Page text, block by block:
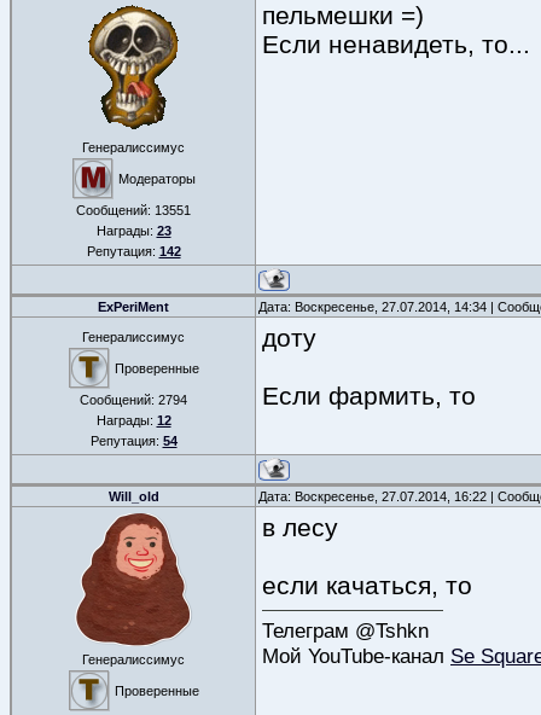
Генералиссимус
Модераторы
Сообщений: 13551
Награды: 23
Репутация: 142
пельмешки =)
Если ненавидеть, то...
ExPeriMent Дата: Воскресенье, 27.07.2014, 14:34 |
Генералиссимус
Проверенные
Сообщений: 2794
Награды: 12
Репутация: 54
доту
Если фармить, то
Will_old Дата: Воскресенье, 27.07.2014, 16:22 |
Генералиссимус
Проверенные
в лесу
если качаться, то
Телеграм @Tshkn
Мой YouTube-канал Se